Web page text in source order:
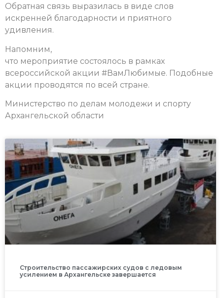
Обратная связь выразилась в виде слов
искренней благодарности и приятного
удивления.
Напомним,
что мероприятие состоялось в рамках
всероссийской акции #ВамЛюбимые. Подобные
акции проводятся по всей стране.
Министерство по делам молодежи и спорту
Архангельской области
Строительство пассажирских судов с ледовым
усилением в Архангельске завершается